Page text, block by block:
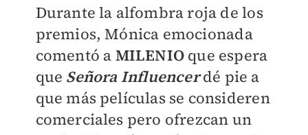
Durante la alfombra roja de los
premios, Mónica emocionada
comentó a MILENIO que espera
que Señora Influencerdé pie a
que más películas se consideren
comerciales pero ofrezcan un